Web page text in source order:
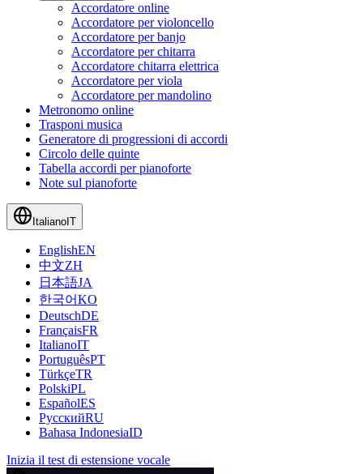
Accordatore online
Accordatore per violoncello
Accordatore per banjo
Accordatore per chitarra
Accordatore chitarra elettrica
Accordatore per viola
Accordatore per mandolino
Metronomo online
Trasponi musica
Generatore di progressioni di accordi
Circolo delle quinte
Tabella accordi per pianoforte
Note sul pianoforte
Italiano IT
EnglishEN
中文ZH
日本語JA
한국어KO
DeutschDE
FrançaisFR
ItalianoIT
PortuguêsPT
TürkçeTR
PolskiPL
EspañolES
РусскийRU
Bahasa IndonesiaID
Inizia il test di estensione vocale